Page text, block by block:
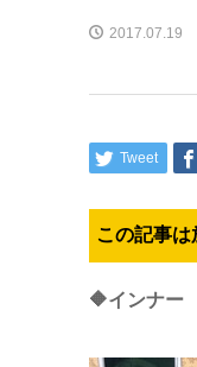
2017.07.19
Tweet
この記事は
🔶インナー